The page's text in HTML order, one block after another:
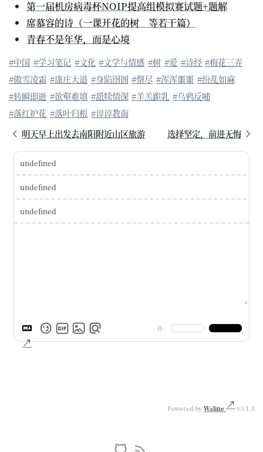
第一届机房病毒杯NOIP提高组模拟赛试题+题解
席慕容的诗（一课开花的树 等若干篇）
青春不是年华，而是心境
#中国 #学习笔记 #文化 #文学与情感 #树 #爱 #诗经 #梅花三弄
#傲雪凌霜 #康庄大道 #身陷囹圄 #罄尽 #浑浑噩噩 #纷乱如麻
#转瞬即逝 #欲壑难填 #舐犊情深 #羊羔跪乳 #乌鸦反哺
#落红护花 #落叶归根 #谆谆教诲
明天早上出发去南阳附近山区旅游
选择坚定，前进无悔
undefined
undefined
undefined
0
Powered by Waline v3.1.3